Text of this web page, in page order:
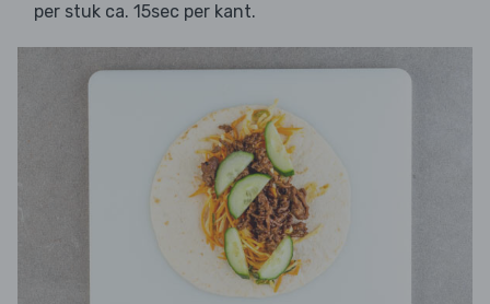
per stuk ca. 15sec per kant.